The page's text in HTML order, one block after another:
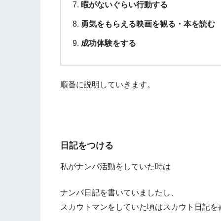
暇がないぐらい行動する
勇気をもらえる映画を観る・本を読む
成功体験をする
順番に説明していきます。
日記をつける
私がナンパ活動をしていた時は
ナンパ日記を書いていましたし、
スカウトマンをしていた頃はスカウト日記を